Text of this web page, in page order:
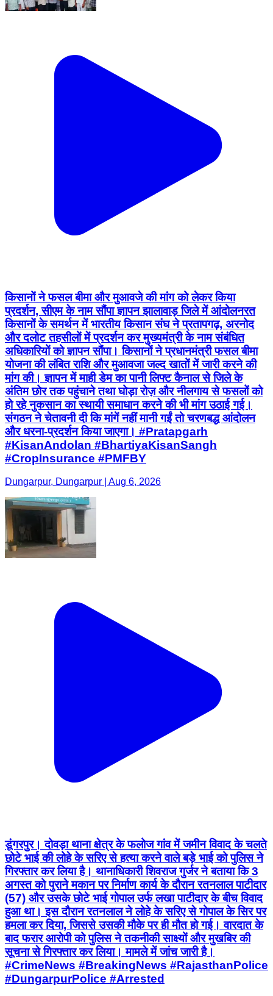
किसानों ने फसल बीमा और मुआवजे की मांग को लेकर किया
प्रदर्शन, सीएम के नाम सौंपा ज्ञापन झालावाड़ जिले में आंदोलनरत
किसानों के समर्थन में भारतीय किसान संघ ने प्रतापगढ़, अरनोद
और दलोट तहसीलों में प्रदर्शन कर मुख्यमंत्री के नाम संबंधित
अधिकारियों को ज्ञापन सौंपा। किसानों ने प्रधानमंत्री फसल बीमा
योजना की लंबित राशि और मुआवजा जल्द खातों में जारी करने की
मांग की। ज्ञापन में माही डेम का पानी लिफ्ट कैनाल से जिले के
अंतिम छोर तक पहुंचाने तथा घोड़ा रोज़ और नीलगाय से फसलों को
हो रहे नुकसान का स्थायी समाधान करने की भी मांग उठाई गई।
संगठन ने चेतावनी दी कि मांगें नहीं मानी गईं तो चरणबद्ध आंदोलन
और धरना-प्रदर्शन किया जाएगा। #Pratapgarh
#KisanAndolan #BhartiyaKisanSangh
#CropInsurance #PMFBY
Dungarpur, Dungarpur | Aug 6, 2026
डूंगरपुर। दोवड़ा थाना क्षेत्र के फलोज गांव में जमीन विवाद के चलते
छोटे भाई की लोहे के सरिए से हत्या करने वाले बड़े भाई को पुलिस ने
गिरफ्तार कर लिया है। थानाधिकारी शिवराज गुर्जर ने बताया कि 3
अगस्त को पुराने मकान पर निर्माण कार्य के दौरान रतनलाल पाटीदार
(57) और उसके छोटे भाई गोपाल उर्फ लखा पाटीदार के बीच विवाद
हुआ था। इस दौरान रतनलाल ने लोहे के सरिए से गोपाल के सिर पर
हमला कर दिया, जिससे उसकी मौके पर ही मौत हो गई। वारदात के
बाद फरार आरोपी को पुलिस ने तकनीकी साक्ष्यों और मुखबिर की
सूचना से गिरफ्तार कर लिया। मामले में जांच जारी है।
#CrimeNews #BreakingNews #RajasthanPolice
#DungarpurPolice #Arrested